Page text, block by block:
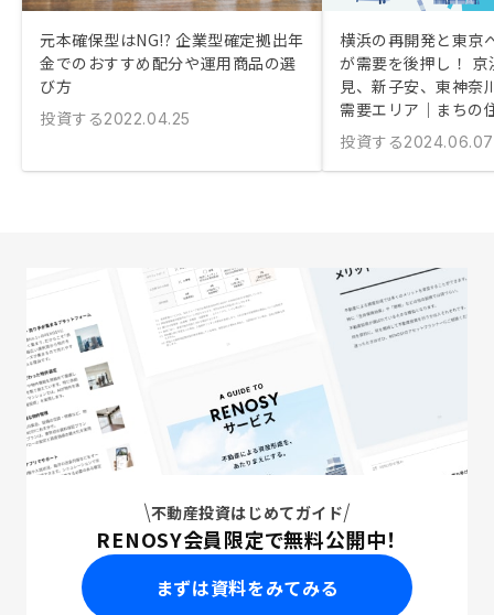
元本確保型はNG!? 企業型確定拠出年
金でのおすすめ配分や運用商品の選
び方
投資する2022.04.25
横浜の再開発と東京
が需要を後押し！ 京
見、新子安、東神奈
需要エリア｜まちの
投資する2024.06.07
不動産投資はじめてガイド
RENOSY会員限定で無料公開中！
まずは資料をみてみる